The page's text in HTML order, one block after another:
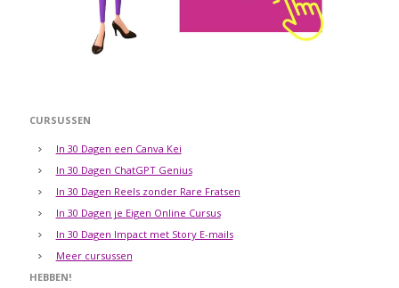
CURSUSSEN
In 30 Dagen een Canva Kei
In 30 Dagen ChatGPT Genius
In 30 Dagen Reels zonder Rare Fratsen
In 30 Dagen je Eigen Online Cursus
In 30 Dagen Impact met Story E-mails
Meer cursussen
HEBBEN!